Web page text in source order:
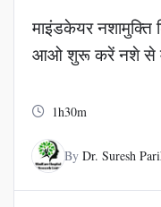
माइंडकेयर नशामुक्ति
आओ शुरू करें नशे से
1h30m
By Dr. Suresh